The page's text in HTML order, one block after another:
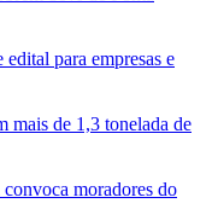
para empresas e
mais de 1,3 tonelada de
moradores do